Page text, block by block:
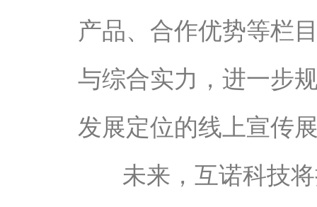
产品、合作优势等栏
与综合实力，进一步
发展定位的线上宣传
未来，互诺科技